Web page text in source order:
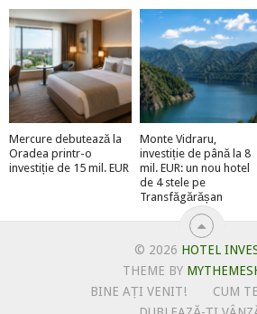
Mercure debutează la
Oradea printr-o
investiție de 15 mil. EUR
Monte Vidraru,
investiție de până la 8
mil. EUR: un nou hotel
de 4 stele pe
Transfăgărășan
© 2026 HOTEL
THEME BY
BINE AȚI VENIT!
CUM